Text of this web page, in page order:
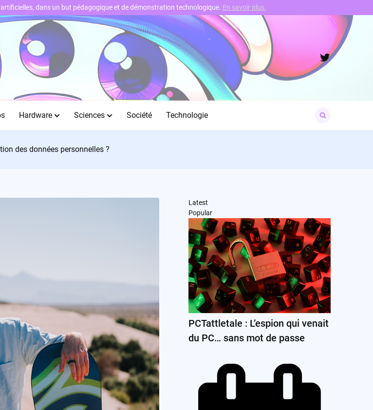
Twitter
Hardware Sciences Société Technologie
for:
des données personnelles ?
Latest
Popular
PCTattletale : L’espion qui venait
du PC… sans mot de passe
dans un but pédagogique et de démonstration technologique. En savoir plus.